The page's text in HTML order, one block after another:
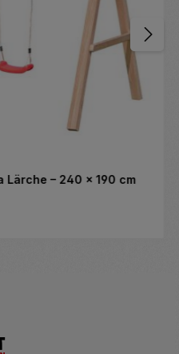
Lärche – 240 x 190 cm